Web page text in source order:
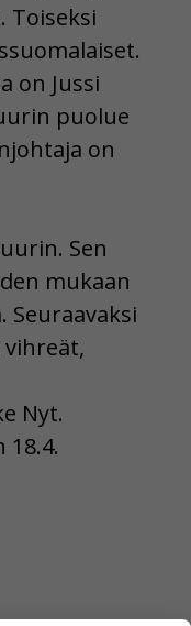
Toiseksi
on Jussi
puolue
on
Sen
mukaan
Seuraavaksi
Nyt.
18.4.